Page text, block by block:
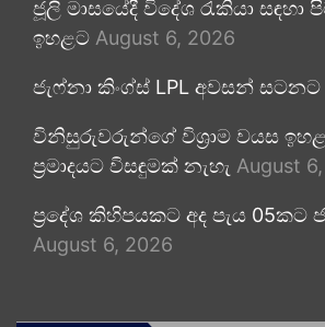
ජූලි මාසයේදී විදේශ රැකියා සඳහා
ඉහළට August 6, 2026
ජැෆ්නා කිංග්ස් LPL අවසන් සටනට
විනිසුරුවරුන්ගේ විශ්‍රාම වයස
ප්‍රමාදයට විසඳුමක් නැහැ August
ප්‍රදේශ කිහිපයකට අද පැය 05කට
August 6, 2026